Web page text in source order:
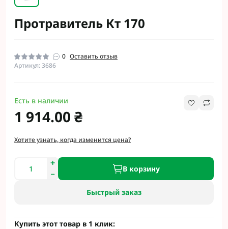
Протравитель Кт 170
0 Оставить отзыв
Артикул: 3686
Есть в наличии
1 914.00 ₴
Хотите узнать, когда изменится цена?
В корзину
Быстрый заказ
Купить этот товар в 1 клик: